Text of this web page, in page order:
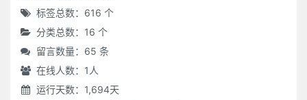
标签总数：616 个
分类总数：16 个
留言数量：65 条
在线人数： 1 人
运行天数：1,694天